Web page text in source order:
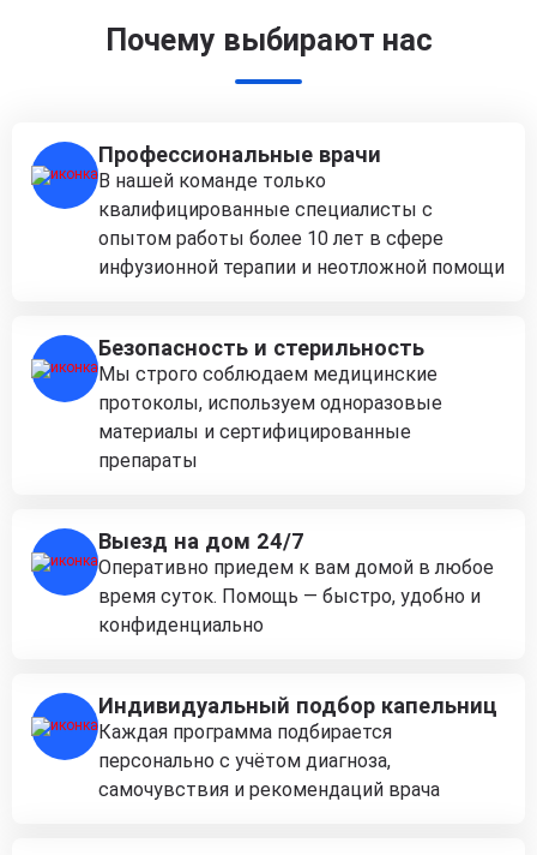
Почему выбирают нас
Профессиональные врачи
В нашей команде только
квалифицированные специалисты с
опытом работы более 10 лет в сфере
инфузионной терапии и неотложной помощи
Безопасность и стерильность
Мы строго соблюдаем медицинские
протоколы, используем одноразовые
материалы и сертифицированные
препараты
Выезд на дом 24/7
Оперативно приедем к вам домой в любое
время суток. Помощь — быстро, удобно и
конфиденциально
Индивидуальный подбор капельниц
Каждая программа подбирается
персонально с учётом диагноза,
самочувствия и рекомендаций врача